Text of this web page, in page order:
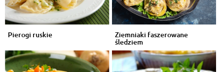
Pierogi ruskie Ziemniaki faszerowane
śledziem